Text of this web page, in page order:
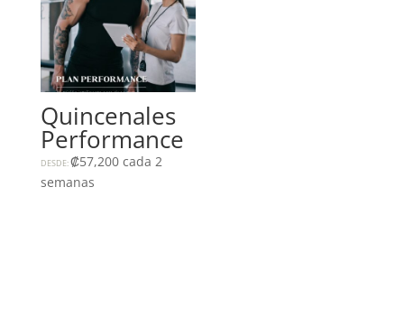
Quincenales
Performance
DESDE:₡57,200 cada 2
semanas